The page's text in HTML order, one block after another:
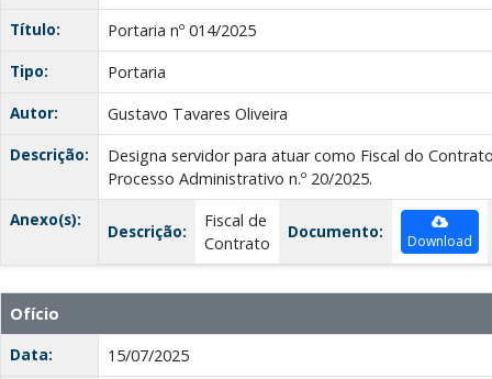
Título:
Portaria nº 014/2025
Tipo:
Portaria
Autor:
Gustavo Tavares Oliveira
Descrição:
Designa servidor para atuar como Fiscal do
Processo Administrativo n.º 20/2025.
Anexo(s):
Descrição:
Fiscal de
Contrato
Documento: Download
Ofício
Data:
15/07/2025